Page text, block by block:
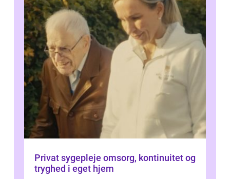
Privat sygepleje omsorg, kontinuitet og
tryghed i eget hjem